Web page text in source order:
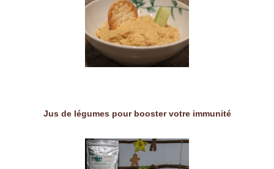
Jus de légumes pour booster votre immunité